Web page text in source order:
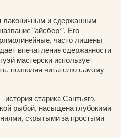
лаконичным и сдержанным
"айсберг". Его
часто лишены
впечатление сдержанности
мастерски использует
позволяя читателю самому
старика Сантьяго,
рыбой, насыщена глубокими
скрытыми за простыми